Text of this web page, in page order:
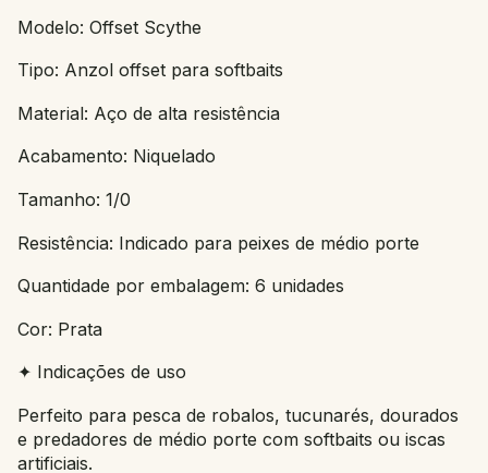
Modelo: Offset Scythe
Tipo: Anzol offset para softbaits
Material: Aço de alta resistência
Acabamento: Niquelado
Tamanho: 1/0
Resistência: Indicado para peixes de médio porte
Quantidade por embalagem: 6 unidades
Cor: Prata
✦ Indicações de uso
Perfeito para pesca de robalos, tucunarés, dourados
e predadores de médio porte com softbaits ou iscas
artificiais.